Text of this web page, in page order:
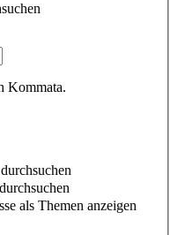
Kommata.
als Themen anzeigen